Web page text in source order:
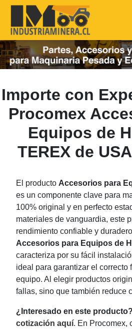
Importe con
Procomex
Equipos de
TEREX de
El producto Accesorios para
es un componente clave para
100% original y en perfecto
materiales de vanguardia, este
rendimiento confiable y
Accesorios para Equipos de
caracteriza por su fácil
ideal para garantizar el correcto
equipo. Al elegir productos
fallas, sino que también reduce
¿Interesado en este producto?
cotización aquí. En Procomex,